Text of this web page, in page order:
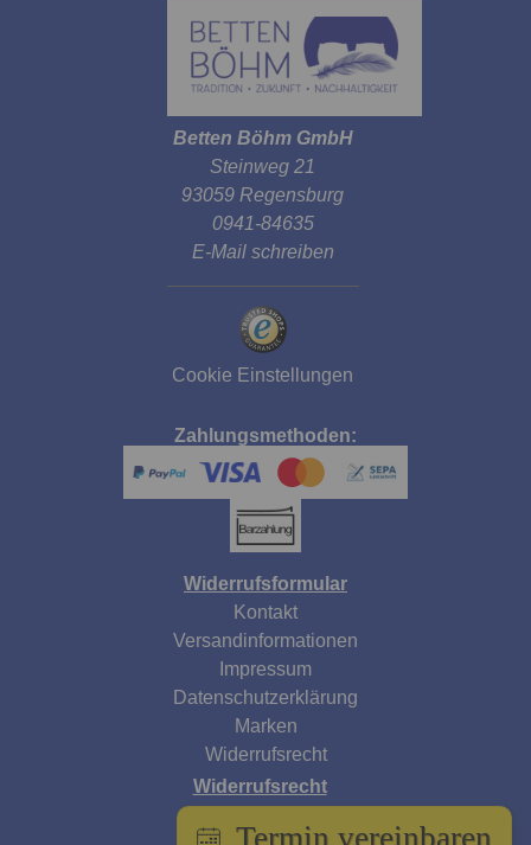
Betten Böhm GmbH
Steinweg 21
93059 Regensburg
0941-84635
E-Mail schreiben
Cookie Einstellungen
Zahlungsmethoden:
Widerrufsformular
Kontakt
Versandinformationen
Impressum
Datenschutzerklärung
Marken
Widerrufsrecht
Widerrufsrecht
Termin vereinbaren